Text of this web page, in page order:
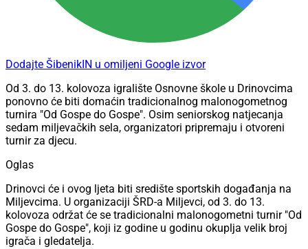
Dodajte ŠibenikIN u omiljeni Google izvor
Od 3. do 13. kolovoza igralište Osnovne škole u Drinovcima
ponovno će biti domaćin tradicionalnog malonogometnog
turnira "Od Gospe do Gospe". Osim seniorskog natjecanja
sedam miljevačkih sela, organizatori pripremaju i otvoreni
turnir za djecu.
Oglas
Drinovci će i ovog ljeta biti središte sportskih događanja na
Miljevcima. U organizaciji ŠRD-a Miljevci, od 3. do 13.
kolovoza održat će se tradicionalni malonogometni turnir "Od
Gospe do Gospe", koji iz godine u godinu okuplja velik broj
igrača i gledatelja.